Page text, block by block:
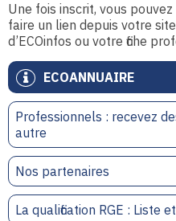
ECOANNUAIRE
Professionnels : recevez
autre
Nos partenaires
La qualification RGE : Liste
Une fois inscrit, vous
faire un lien depuis votre
d’ECOinfos ou votre fiche